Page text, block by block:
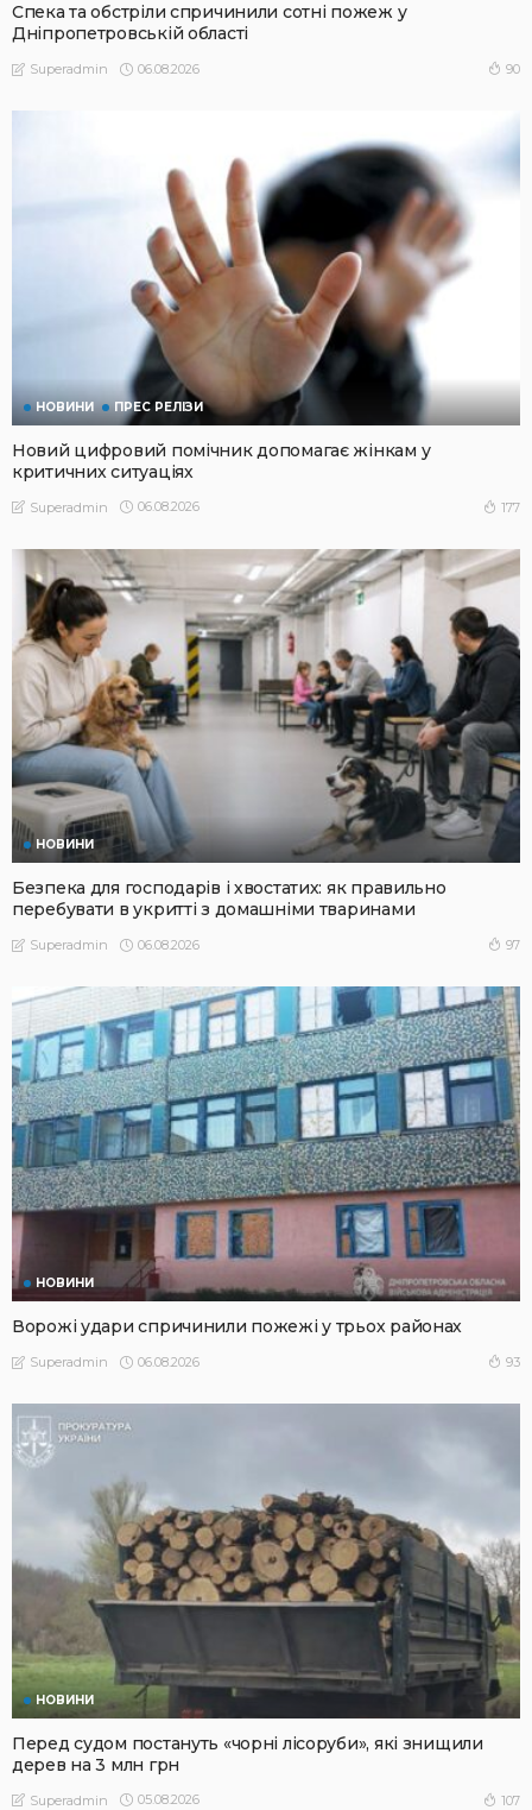
Спека та обстріли спричинили сотні пожеж у
Дніпропетровській області
Superadmin 06.08.2026 90
НОВИНИ ПРЕС РЕЛІЗИ
Новий цифровий помічник допомагає жінкам у
критичних ситуаціях
Superadmin 06.08.2026 177
НОВИНИ
Безпека для господарів і хвостатих: як правильно
перебувати в укритті з домашніми тваринами
Superadmin 06.08.2026 97
НОВИНИ
Ворожі удари спричинили пожежі у трьох районах
Superadmin 06.08.2026 93
НОВИНИ
Перед судом постануть «чорні лісоруби», які знищили
дерев на 3 млн грн
Superadmin 05.08.2026 107